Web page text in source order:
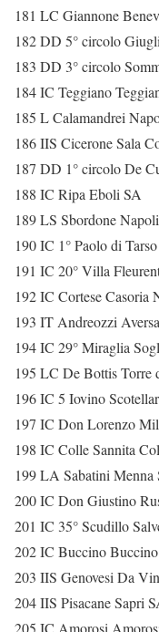
181 LC Giannone
182 DD 5° circolo
183 DD 3° circolo
184 IC Teggiano
185 L Calamandrei
186 IIS Cicerone Sala
187 DD 1° circolo De
188 IC Ripa Eboli SA
189 LS Sbordone
190 IC 1° Paolo di
191 IC 20° Villa
192 IC Cortese Casoria
193 IT Andreozzi
194 IC 29° Miraglia
195 LC De Bottis Torre
196 IC 5 Iovino
197 IC Don Lorenzo
198 IC Colle Sannita
199 LA Sabatini Menna
200 IC Don Giustino
201 IC 35° Scudillo
202 IC Buccino
203 IIS Genovesi Da
204 IIS Pisacane Sapri
205 IC Amorosi